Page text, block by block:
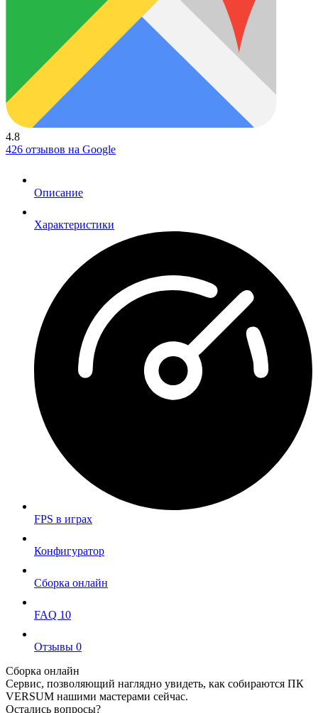
4.8
426 отзывов на Google
Описание
Характеристики
FPS в играх
Конфигуратор
Сборка онлайн
FAQ 10
Отзывы 0
Сборка онлайн
Сервис, позволяющий наглядно увидеть, как собираются ПК
VERSUM нашими мастерами сейчас.
Остались вопросы?